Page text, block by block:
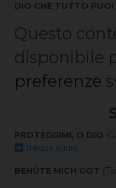
DIO CHE TUTTO PUOI
Questo
disponibile
preferenze
PROTEGGIMI, O DIO
traccia audio
BEHÜTE MICH GOT